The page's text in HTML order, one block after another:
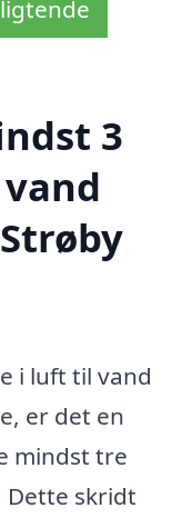
3
i luft til vand
er det en
mindst tre
skridt